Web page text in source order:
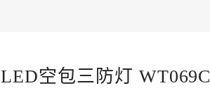
LED空包三防灯 WT069C